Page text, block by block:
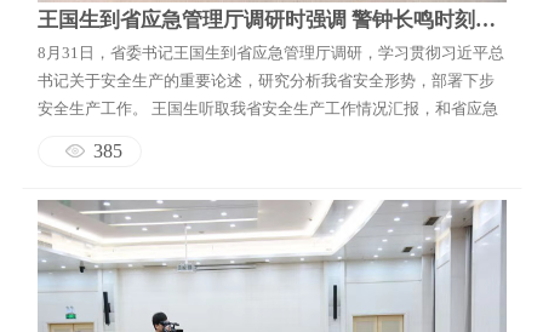
王国生到省应急管理厅调研时强调 警钟长鸣时刻保持风险防范意识 举一反三提高安全生产治理能力
8月31日，省委书记王国生到省应急管理厅调研，学习贯彻习近平总
书记关于安全生产的重要论述，研究分析我省安全形势，部署下步
安全生产工作。 王国生听取我省安全生产工作情况汇报，和省应急
因，深刻查找问题短板，就做好下步安全生产工作听取意见建议。
空转的影子，从根源上看还是思想...
385